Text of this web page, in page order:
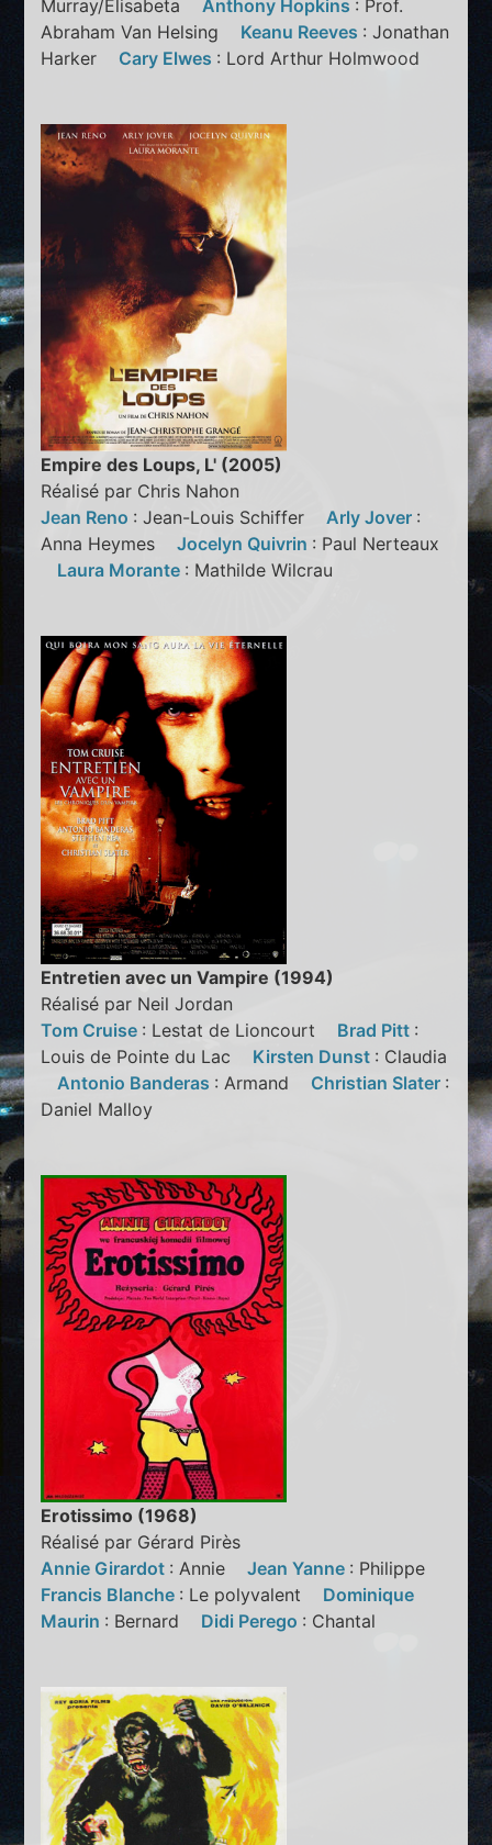
Murray/Elisabeta Anthony Hopkins : Prof.
Abraham Van Helsing Keanu Reeves : Jonathan
Harker Cary Elwes : Lord Arthur Holmwood
Empire des Loups, L' (2005)
Réalisé par Chris Nahon
Jean Reno : Jean-Louis SchifferArly Jover :
Anna HeymesJocelyn Quivrin : Paul Nerteaux
Laura Morante : Mathilde Wilcrau
Entretien avec un Vampire (1994)
Réalisé par Neil Jordan
Tom Cruise : Lestat de Lioncourt Brad Pitt :
Louis de Pointe du Lac Kirsten Dunst : Claudia
Antonio Banderas : Armand Christian Slater :
Daniel Malloy
Erotissimo (1968)
Réalisé par Gérard Pirès
Annie Girardot : AnnieJean Yanne : Philippe
Francis Blanche : Le polyvalent Dominique
Maurin : Bernard Didi Perego : Chantal